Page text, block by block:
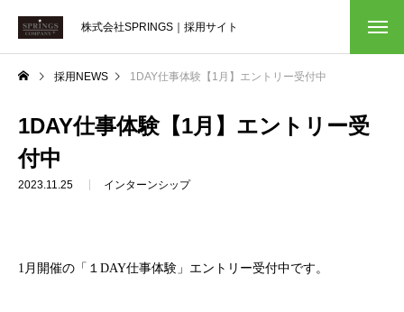
株式会社SPRINGS｜採用サイト
採用NEWS 1DAY仕事体験【1月】エントリー受付中
1DAY仕事体験【1月】エントリー受
付中
2023.11.25 インターンシップ
1月開催の「１DAY仕事体験」エントリー受付中です。